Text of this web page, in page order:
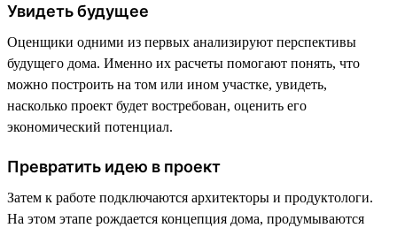
Увидеть будущее
Оценщики одними из первых анализируют перспективы
будущего дома. Именно их расчеты помогают понять, что
можно построить на том или ином участке, увидеть,
насколько проект будет востребован, оценить его
экономический потенциал.
Превратить идею в проект
Затем к работе подключаются архитекторы и продуктологи.
На этом этапе рождается концепция дома, продумываются